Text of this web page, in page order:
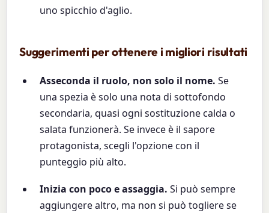
uno spicchio d'aglio.
Suggerimenti per ottenere i migliori risultati
Asseconda il ruolo, non solo il nome. Se
una spezia è solo una nota di sottofondo
secondaria, quasi ogni sostituzione calda o
salata funzionerà. Se invece è il sapore
protagonista, scegli l'opzione con il
punteggio più alto.
Inizia con poco e assaggia. Si può sempre
aggiungere altro, ma non si può togliere se